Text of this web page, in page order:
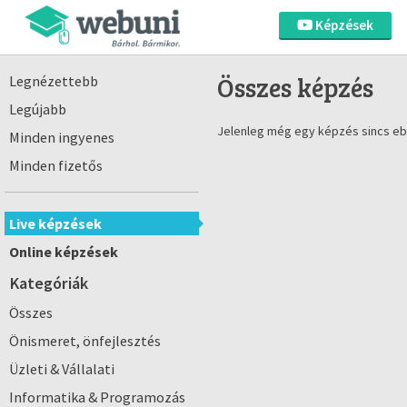
Képzések
Legnézettebb
Legújabb
Minden ingyenes
Minden fizetős
Live képzések
Online képzések
Kategóriák
Összes
Önismeret, önfejlesztés
Üzleti & Vállalati
Informatika & Programozás
Összes képzés
Jelenleg még egy képzés sincs